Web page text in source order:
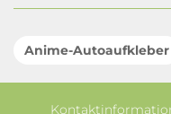
Anime-Autoaufkleber